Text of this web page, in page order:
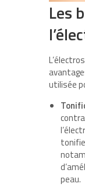
Les
utilisée
peau.